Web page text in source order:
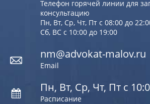
Телефон горячей линии для
консультацию
Пн, Вт, Ср, Чт, Пт с 08:00 до
Сб, ВС с 10:00 до 19:00
nm@advokat-malov.ru
Email
Пн, Вт, Ср, Чт, Пт с
Расписание